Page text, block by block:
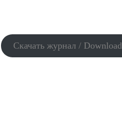
Скачать журнал / Download